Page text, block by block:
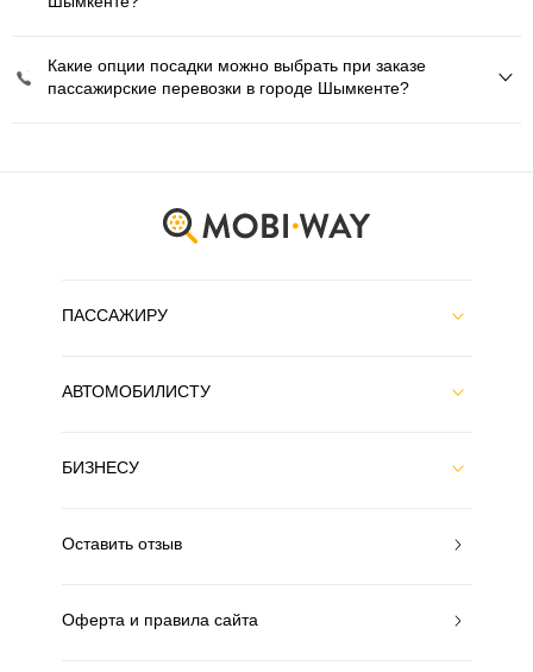
Какие опции посадки можно выбрать при заказе
пассажирские перевозки в городе Шымкенте?
ПАССАЖИРУ
АВТОМОБИЛИСТУ
БИЗНЕСУ
Оставить отзыв
Оферта и правила сайта